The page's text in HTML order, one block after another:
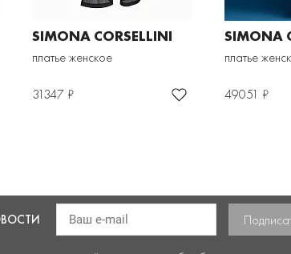
SIMONA CORSELLINI
платье женское
31347 ₽
SIMONA
платье
49051 ₽